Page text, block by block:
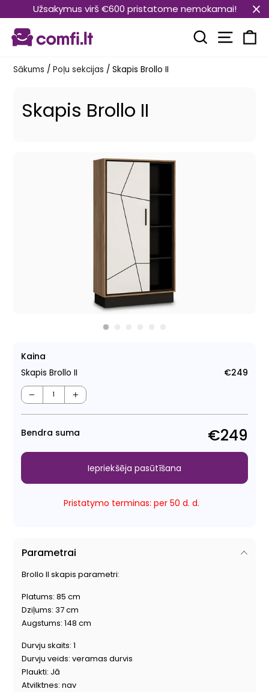
uz
saturu
Užsakymus virš €600 pristatome nemokamai!
Meklēt
Sākums / Poļu sekcijas / Skapis Brollo II
Skapis Brollo II
Kaina
Skapis Brollo II
€249
− +
Bendra suma €249
Pristatymo terminas: per 50 d. d.
Iepriekšēja pasūtīšana
Parametrai
Brollo II skapis parametri:
Platums: 85 cm
Dziļums: 37 cm
Augstums: 148 cm
Durvju skaits: 1
Durvju veids: veramas durvis
Plaukti: Jā
Atvilktnes: nav